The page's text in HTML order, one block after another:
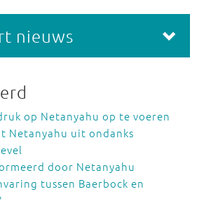
nieuws
op Netanyahu op te voeren
Netanyahu uit ondanks
door Netanyahu
tussen Baerbock en